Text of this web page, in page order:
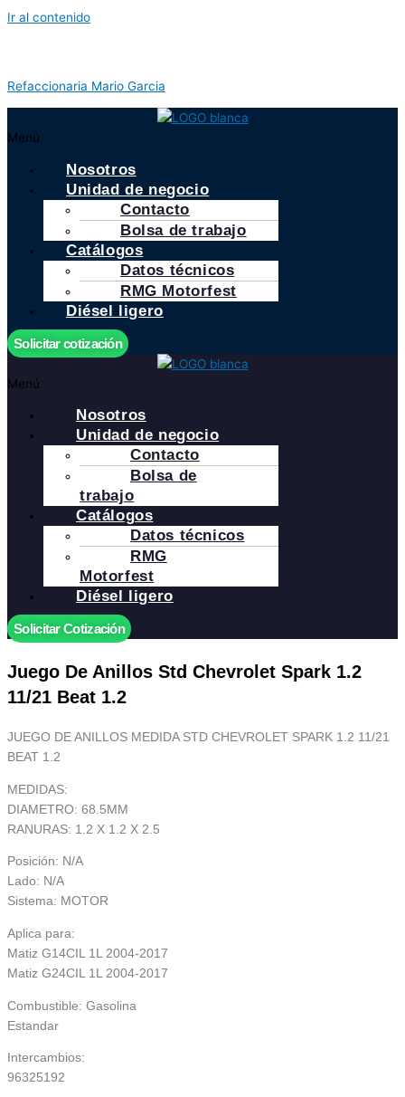
Ir al contenido
Refaccionaria Mario Garcia
Menú
Nosotros
Unidad de negocio
Contacto
Bolsa de trabajo
Catálogos
Datos técnicos
RMG Motorfest
Diésel ligero
Solicitar cotización
Menú
Nosotros
Unidad de negocio
Contacto
Bolsa de
trabajo
Catálogos
Datos técnicos
RMG
Motorfest
Diésel ligero
Solicitar Cotización
Juego De Anillos Std Chevrolet Spark 1.2
11/21 Beat 1.2
JUEGO DE ANILLOS MEDIDA STD CHEVROLET SPARK 1.2 11/21
BEAT 1.2
MEDIDAS:
DIAMETRO: 68.5MM
RANURAS: 1.2 X 1.2 X 2.5
Posición: N/A
Lado: N/A
Sistema: MOTOR
Aplica para:
Matiz G14CIL 1L 2004-2017
Matiz G24CIL 1L 2004-2017
Combustible: Gasolina
Estandar
Intercambios:
96325192